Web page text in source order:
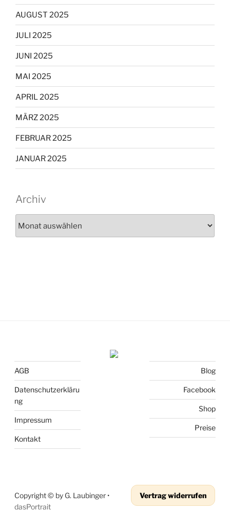
AUGUST 2025
JULI 2025
JUNI 2025
MAI 2025
APRIL 2025
MÄRZ 2025
FEBRUAR 2025
JANUAR 2025
Archiv
AGB
Datenschutzerkläru
ng
Impressum
Kontakt
Blog
Facebook
Shop
Preise
Copyright © by G. Laubinger •
dasPortrait
Vertrag widerrufen